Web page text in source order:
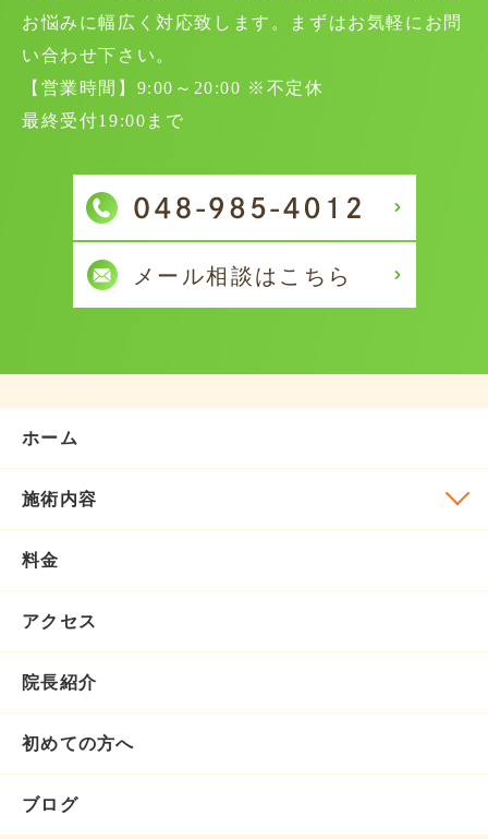
お悩みに幅広く対応致します。まずはお気軽にお問
い合わせ下さい。
【営業時間】9:00～20:00 ※不定休
最終受付19:00まで
ホーム
施術内容
料金
アクセス
院長紹介
初めての方へ
ブログ